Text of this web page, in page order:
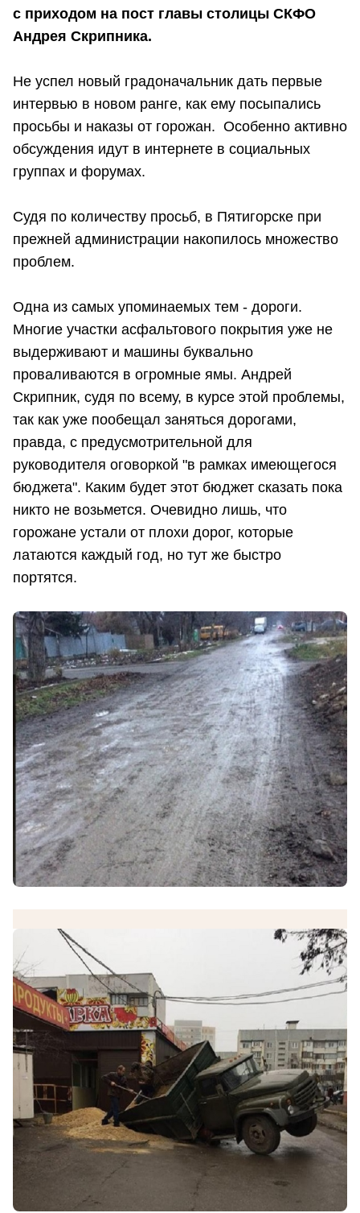
с приходом на пост главы столицы СКФО
Андрея Скрипника.
Не успел новый градоначальник дать первые
интервью в новом ранге, как ему посыпались
просьбы и наказы от горожан. Особенно активно
обсуждения идут в интернете в социальных
группах и форумах.
Судя по количеству просьб, в Пятигорске при
прежней администрации накопилось множество
проблем.
Одна из самых упоминаемых тем - дороги.
Многие участки асфальтового покрытия уже не
выдерживают и машины буквально
проваливаются в огромные ямы. Андрей
Скрипник, судя по всему, в курсе этой проблемы,
так как уже пообещал заняться дорогами,
правда, с предусмотрительной для
руководителя оговоркой "в рамках имеющегося
бюджета". Каким будет этот бюджет сказать пока
никто не возьмется. Очевидно лишь, что
горожане устали от плохи дорог, которые
латаются каждый год, но тут же быстро
портятся.